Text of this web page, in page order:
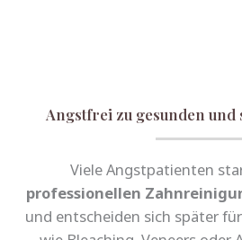
Angstfrei zu gesunden und
Viele Angstpatienten
professionellen
und entscheiden sich später